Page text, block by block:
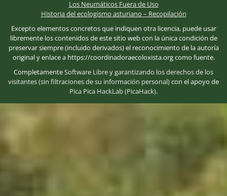
Los Neumáticos Fuera de Uso
Historia del ecologismo asturiano – Recopilación
Excepto elementos concretos que indiquen otra licencia, puede usar
libremente los contenidos de este sitio web con la única condición de
preservar siempre (incluido derivados) el reconocimiento de la autoría
original y enlace a https://coordinadoraecoloxista.org como fuente.
CompletamenteSoftware Libreygarantizando los derechos de los
visitantes (sin filtraciones de su información personal)con el apoyo de
Pica Pica HackLab (PicaHack).